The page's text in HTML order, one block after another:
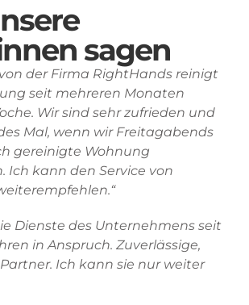
sagen
der Firma RightHands reinigt
seit mehreren Monaten
Wir sind sehr zufrieden und
Mal, wenn wir Freitagabends
gereinigte Wohnung
Ich kann den Service von
Dienste des Unternehmens seit
in Anspruch. Zuverlässige,
Ich kann sie nur weiter